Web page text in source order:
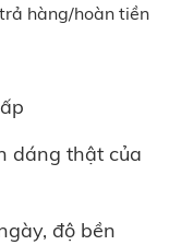
hàng/hoàn tiền
dáng thật của
độ bền